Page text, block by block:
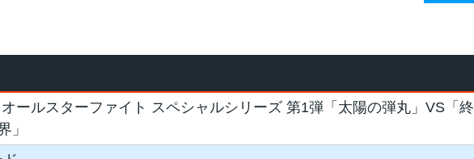
ールスターファイト スペシャルシリーズ 第1弾「太陽の弾丸」VS「終
」